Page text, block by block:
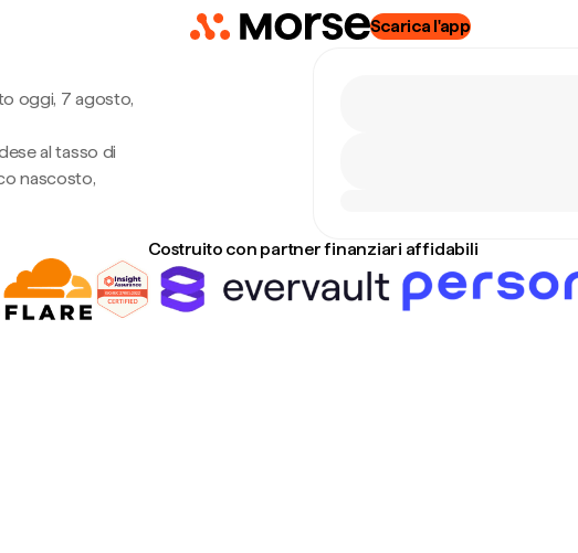
Scarica l'app
oggi, 7 agosto,
al tasso di
nascosto,
Costruito con partner finanziari affidabili